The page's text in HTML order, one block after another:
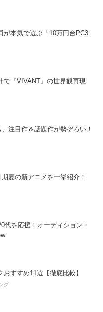
が本気で選ぶ「10万円台PC3
で『VIVANT』の世界観再現
注目作＆話題作が勢ぞろい！
期夏の新アニメを一挙紹介！
代を応援！オーディション・
すすめ11選【徹底比較】
グ